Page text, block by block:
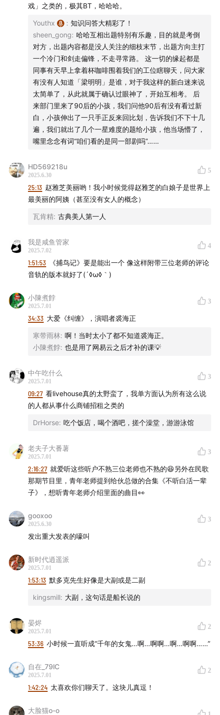
戏」之类的，极其BT，哈哈哈。
Youthx : 知识问答大精彩了！
sheen_gong: 哈哈互相出题特别有乐趣，目的就是考倒
对方，出题内容都是没人关注的细枝末节，出题方向主打
一个冷门和剑走偏锋，不走寻常路。 这一切的缘起都是
同事有天早上拿着杯咖啡围着我们的工位瞎聊天，问大家
有没有人知道「梁明明」是谁，对于我这样的新白迷来说
太简单了，从此就属于确认过眼神了，开始互相考。 后
来部门里来了90后的小孩，我们问他90后有没有看过新
白，小孩伸出了一只手正反来回比划，告诉我们不下十几
遍，我们就出了几个一星难度的题给小孩，他当场懵了，
嘴里念念有词“咱们看的是同一部剧吗”……
HD569218u
2025.6.30
5
25:13 赵雅芝美丽哟！我小时候觉得赵雅芝的白娘子是世界上
最美丽的阿姨（甚至没有女人的概念）
瓦肯精: 古典美人第一人
我是咸鱼管家
2025.7.02
4
1:51:53
《捕鸟记》要是能出一个 像这样附带三位老师的评论
音轨的版本就好了(´◊ω◊｀)
小陳煮餑
2025.7.01
3
34:33 大爱《纠缠》，演唱者裘海正
寒带雨林: 啊！当时太小了都不知道裘海正。
小陳煮餑: 也是用了网易云之后才补的课💡
中午吃什么
2025.7.01
3
09:27 看livehouse真的太野蛮了，我单方面认为所有这么说
的人都从事什么商铺招租之类的
DrHorse: 吃个饭店，喝个酒吧，搓个澡堂，游游泳馆
老夫子大番薯
2025.7.01
3
2:16:27 就爱听这些听户不熟三位老师也不熟的😆另外在民歌
那期节目里，青年老师提到给伙总做的合集《不听白活一辈
子》，想听青年老师介绍里面的曲目👀
gooxoo
2025.6.30
3
发出重大发表的嚎叫
新时代逍遥派
2025.7.01
2
1:53:13 默多克先生好像是大副或是二副
kingsmill: 大副，这句话是船长说的
晏烬
2025.7.01
2
53:36 小时候一直听成“千年的女鬼…啊…啊啊…啊…啊啊……”
自在_79lC
2025.7.01
2
1:42:24 太喜欢你们聊天了。这块儿真逗！
大脸猫o-o